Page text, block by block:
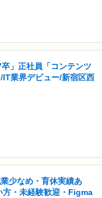
」正社員「コンテンツ
業界デビュー/新宿区西
少なめ・育休実績あ
方・未経験歓迎・Figma